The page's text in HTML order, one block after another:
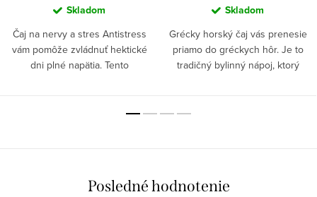
Skladom
Čaj na nervy a stres Antistress
vám pomôže zvládnuť hektické
dni plné napätia. Tento
Skladom
Grécky horský čaj vás prenesie
priamo do gréckych hôr. Je to
tradičný bylinný nápoj, ktorý
Posledné hodnotenie